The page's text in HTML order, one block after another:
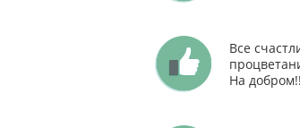
Все
На добром!!